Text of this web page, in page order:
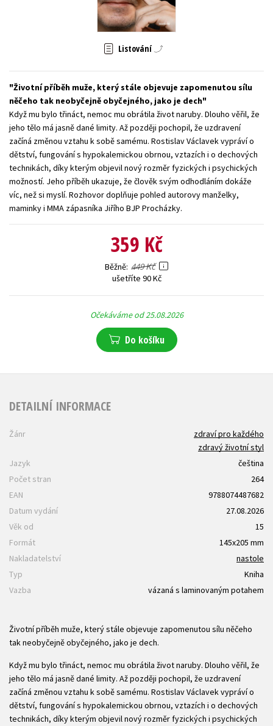
Zahraniční literatura
Všechny tituly
Listování
Životní příběh muže, který stále objevuje zapomenutou sílu
něčeho tak neobyčejně obyčejného, jako je dech
Když mu bylo třináct, nemoc mu obrátila život naruby. Dlouho věřil, že
jeho tělo má jasně dané limity. Až později pochopil, že uzdravení
začíná změnou vztahu k sobě samému. Rostislav Václavek vypráví o
dětství, fungování s hypokalemickou obrnou, vztazích i o dechových
technikách, díky kterým objevil nový rozměr fyzických i psychických
možností. Jeho příběh ukazuje, že člověk svým odhodláním dokáže
víc, než si myslí. Rozhovor doplňuje pohled autorovy manželky,
maminky i MMA zápasníka Jiřího BJP Procházky.
359 Kč
Běžně 449 Kč
ušetříte 90 Kč
Očekáváme od 25.08.2026
Do košíku
DETAILNÍ INFORMACE
Žánr
zdraví pro každého
zdravý životní styl
Jazyk
čeština
Počet stran
264
EAN
9788074487682
Datum vydání
27.08.2026
Věk od
15
Formát
145x205 mm
Nakladatelství
nastole
Typ
Kniha
Vazba
vázaná s laminovaným potahem
Životní příběh muže, který stále objevuje zapomenutou sílu něčeho
tak neobyčejně obyčejného, jako je dech.
Když mu bylo třináct, nemoc mu obrátila život naruby. Dlouho věřil, že
jeho tělo má jasně dané limity. Až později pochopil, že uzdravení
začíná změnou vztahu k sobě samému. Rostislav Václavek vypráví o
dětství, fungování s hypokalemickou obrnou, vztazích i o dechových
technikách, díky kterým objevil nový rozměr fyzických i psychických